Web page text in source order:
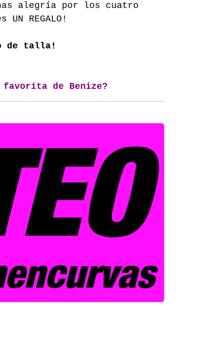
alegría por los cuatro
REGALO!
de talla!
favorita de Benize?